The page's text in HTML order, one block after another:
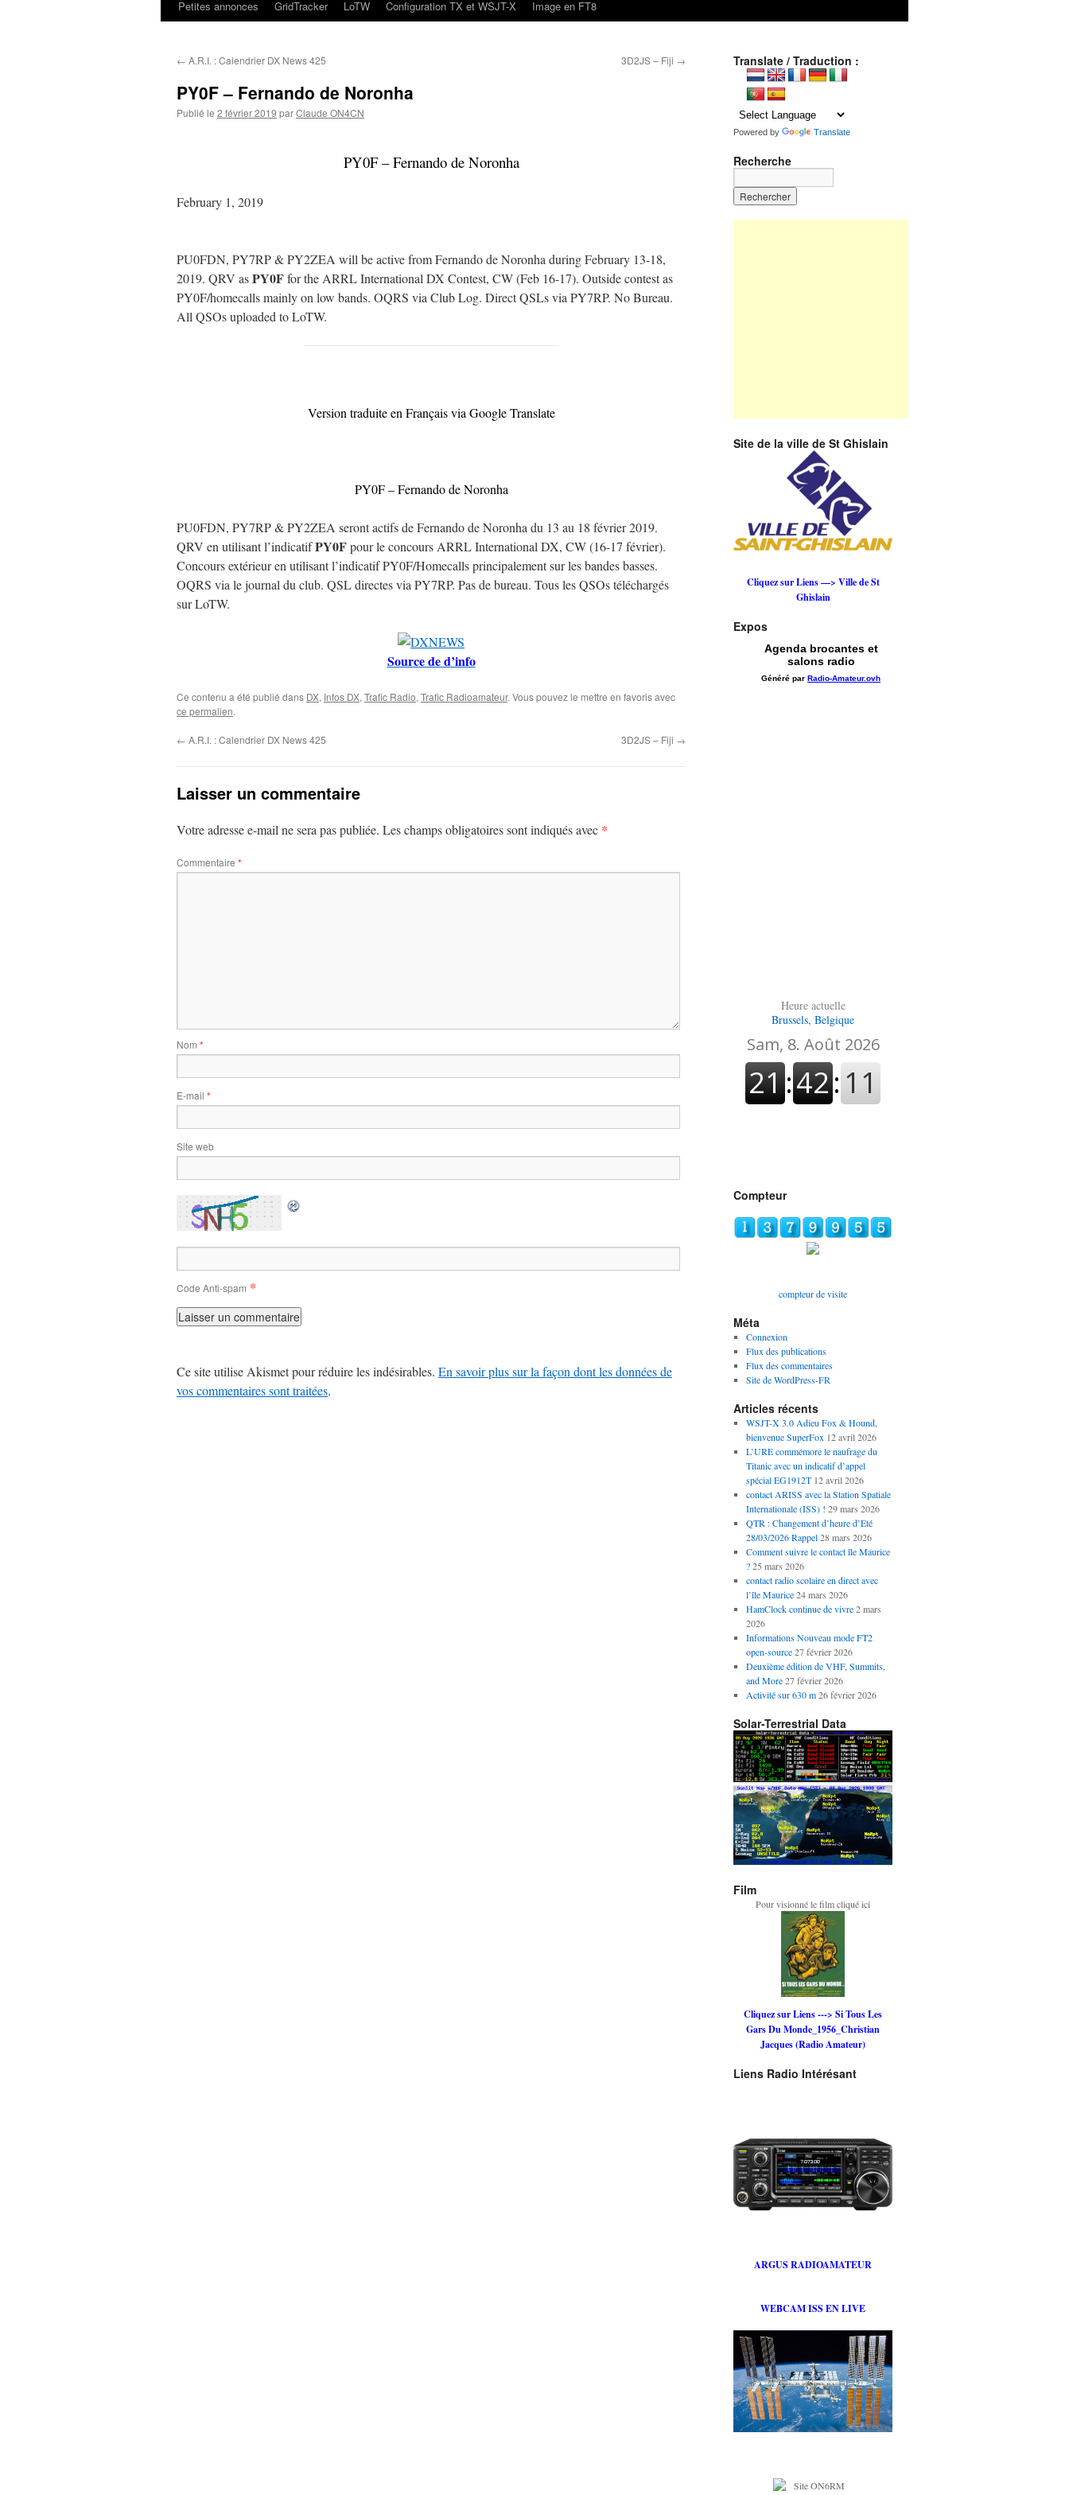
Petites annonces
GridTracker LoTW Configuration TX et WSJT-X Image en FT8
← A.R.I. : Calendrier DX News 425 3D2JS – Fiji →
PY0F – Fernando de Noronha
Publié le 2 février 2019 parClaude ON4CN
PY0F – Fernando de Noronha
February 1, 2019
PU0FDN, PY7RP & PY2ZEA will be active from Fernando de Noronha during February 13-18,
2019. QRV asPY0Ffor the ARRL International DX Contest, CW (Feb 16-17). Outside contest as
PY0F/homecalls mainly on low bands. OQRS via Club Log. Direct QSLs via PY7RP. No Bureau.
All QSOs uploaded to LoTW.
Version traduite en Français via Google Translate
PY0F – Fernando de Noronha
PU0FDN, PY7RP & PY2ZEA seront actifs de Fernando de Noronha du 13 au 18 février 2019.
QRV en utilisant l’indicatifPY0Fpour le concours ARRL International DX, CW (16-17 février).
Concours extérieur en utilisant l’indicatif PY0F/Homecalls principalement sur les bandes basses.
OQRS via le journal du club. QSL directes via PY7RP. Pas de bureau. Tous les QSOs téléchargés
sur LoTW.
Source de d’info
Ce contenu a été publié dans DX, Infos DX, Trafic Radio, Trafic Radioamateur. Vous pouvez le mettre en favoris avec
ce permalien.
← A.R.I. : Calendrier DX News 425 3D2JS – Fiji →
Laisser un commentaire
Votre adresse e-mail ne sera pas publiée. Les champs obligatoires sont indiqués avec *
Commentaire *
Nom *
E-mail *
Site web
Code Anti-spam *
Ce site utilise Akismet pour réduire les indésirables. En savoir plus sur la façon dont les données de
vos commentaires sont traitées.
Translate / Traduction :
Powered by Translate
Recherche
Site de la ville de St Ghislain
Cliquez sur Liens —> Ville de St
Ghislain
Expos
Heure actuelle
Brussels, Belgique
Compteur
compteur de visite
Méta
Connexion
Flux des publications
Flux des commentaires
Site de WordPress-FR
Articles récents
WSJT-X 3.0 Adieu Fox & Hound,
bienvenue SuperFox 12 avril 2026
L’URE commémore le naufrage du
Titanic avec un indicatif d’appel
spécial EG1912T 12 avril 2026
contact ARISS avec la Station Spatiale
Internationale (ISS) ! 29 mars 2026
QTR : Changement d’heure d’Eté
28/03/2026 Rappel 28 mars 2026
Comment suivre le contact île Maurice
? 25 mars 2026
contact radio scolaire en direct avec
l’île Maurice 24 mars 2026
HamClock continue de vivre 2 mars
2026
Informations Nouveau mode FT2
open-source 27 février 2026
Deuxième édition de VHF, Summits,
and More 27 février 2026
Activité sur 630 m 26 février 2026
Solar-Terrestrial Data
Film
Pour visionné le film cliqué ici
Cliquez sur Liens ---> Si Tous Les
Gars Du Monde_1956_Christian
Jacques (Radio Amateur)
Liens Radio Intérésant
ARGUS RADIOAMATEUR
WEBCAM ISS EN LIVE